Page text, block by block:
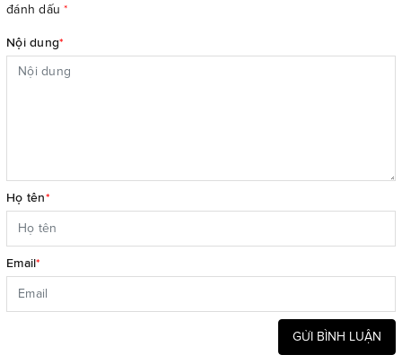
đánh dấu*
Nội dung*
Họ tên*
Email*
GỬI BÌNH LUẬN